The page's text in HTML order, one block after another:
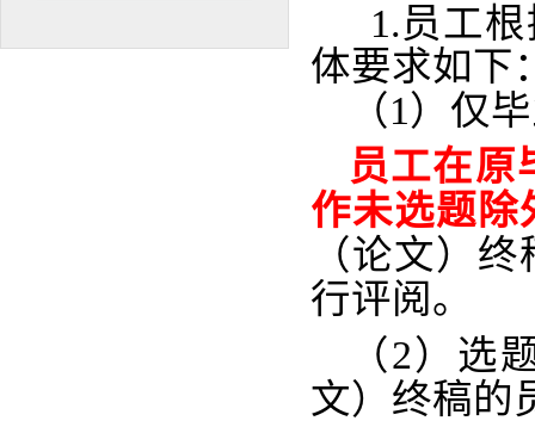
1.员工
体要求如下
（1） 仅
员工在原
作未选题除
（论文）
行评阅。
（2） 选
文）终稿的